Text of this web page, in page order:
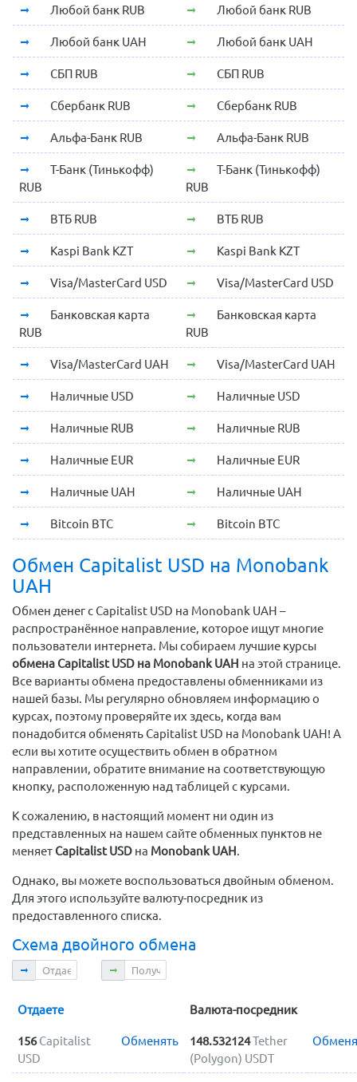
Любой банк RUB Любой банк RUB
Любой банк UAH Любой банк UAH
СБП RUB СБП RUB
Сбербанк RUB Сбербанк RUB
Альфа-Банк RUB Альфа-Банк RUB
Т-Банк (Тинькофф)
RUB
Т-Банк (Тинькофф)
RUB
ВТБ RUB ВТБ RUB
Kaspi Bank KZT Kaspi Bank KZT
Visa/MasterCard USD Visa/MasterCard USD
Банковская карта
RUB
Банковская карта
RUB
Visa/MasterCard UAH Visa/MasterCard UAH
Наличные USD Наличные USD
Наличные RUB Наличные RUB
Наличные EUR Наличные EUR
Наличные UAH Наличные UAH
Bitcoin BTC Bitcoin BTC
Обмен Capitalist USD на Monobank
UAH
Обмен денег с Capitalist USD на Monobank UAH –
распространённое направление, которое ищут многие
пользователи интернета. Мы собираем лучшие курсы
обмена Capitalist USD на Monobank UAH на этой странице.
Все варианты обмена предоставлены обменниками из
нашей базы. Мы регулярно обновляем информацию о
курсах, поэтому проверяйте их здесь, когда вам
понадобится обменять Capitalist USD на Monobank UAH! А
если вы хотите осуществить обмен в обратном
направлении, обратите внимание на соответствующую
кнопку, расположенную над таблицей с курсами.
К сожалению, в настоящий момент ни один из
представленных на нашем сайте обменных пунктов не
меняет Capitalist USD на Monobank UAH.
Однако, вы можете воспользоваться двойным обменом.
Для этого используйте валюту-посредник из
предоставленного списка.
Схема двойного обмена
Отдаете Получаете
Отдаете Валюта-посредник
156 Capitalist
USD
Обменять 148.532124Tether
(Polygon) USDT